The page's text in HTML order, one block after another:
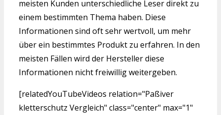
meisten Kunden unterschiedliche Leser direkt zu
einem bestimmten Thema haben. Diese
Informationen sind oft sehr wertvoll, um mehr
über ein bestimmtes Produkt zu erfahren. In den
meisten Fällen wird der Hersteller diese
Informationen nicht freiwillig weitergeben.
[relatedYouTubeVideos relation="Paßiver
kletterschutz Vergleich" class="center" max="1"